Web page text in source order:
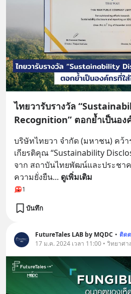
ไทยวารับรางวัล
Recognition” ตอกย้ำเป็นอง
บริษัทไทยวา จำกัด (มหาชน) คว้า
เกียรติคุณ “Sustainability
จาก สถาบันไทยพัฒน์และประชา
ความยั่งยืน... ดูเพิ่มเติม
1
บันทึก
FutureTales LAB by MQDC • ติด
17 ม.ค. 2024 เวลา 11:00 • วิทยาศ